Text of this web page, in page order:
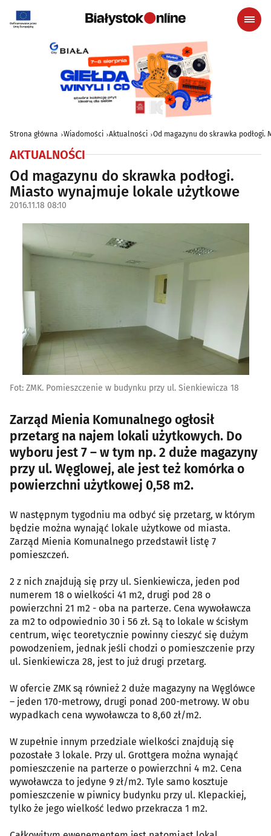
Strona główna Wiadomości Aktualności Od magazynu do skrawka
AKTUALNOŚCI
Od magazynu do skrawka podłogi.
Miasto wynajmuje lokale użytkowe
2016.11.18 08:10
Fot: ZMK. Pomieszczenie w budynku przy ul. Sienkiewicza 18
Zarząd Mienia Komunalnego ogłosił
przetarg na najem lokali użytkowych. Do
wyboru jest 7 – w tym np. 2 duże magazyny
przy ul. Węglowej, ale jest też komórka o
powierzchni użytkowej 0,58 m2.
W następnym tygodniu ma odbyć się przetarg, w którym
będzie można wynająć lokale użytkowe od miasta.
Zarząd Mienia Komunalnego przedstawił listę 7
pomieszczeń.
2 z nich znajdują się przy ul. Sienkiewicza, jeden pod
numerem 18 o wielkości 41 m2, drugi pod 28 o
powierzchni 21 m2 - oba na parterze. Cena wywoławcza
za m2 to odpowiednio 30 i 56 zł. Są to lokale w ścisłym
centrum, więc teoretycznie powinny cieszyć się dużym
powodzeniem, jednak jeśli chodzi o pomieszczenie przy
ul. Sienkiewicza 28, jest to już drugi przetarg.
W ofercie ZMK są również 2 duże magazyny na Węglówce
– jeden 170-metrowy, drugi ponad 200-metrowy. W obu
wypadkach cena wywoławcza to 8,60 zł/m2.
W zupełnie innym przedziale wielkości znajdują się
pozostałe 3 lokale. Przy ul. Grottgera można wynająć
pomieszczenie na parterze o powierzchni 4 m2. Cena
wywoławcza to jedyne 9 zł/m2. Tyle samo kosztuje
pomieszczenie w piwnicy budynku przy ul. Klepackiej,
tylko że jego wielkość ledwo przekracza 1 m2.